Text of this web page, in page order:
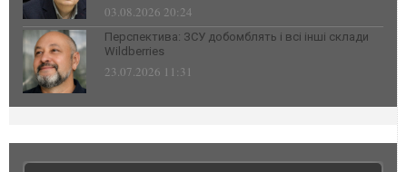
03.08.2026 20:24
Перспектива: ЗСУ добомблять і всі інші склади
Wildberries
23.07.2026 11:31